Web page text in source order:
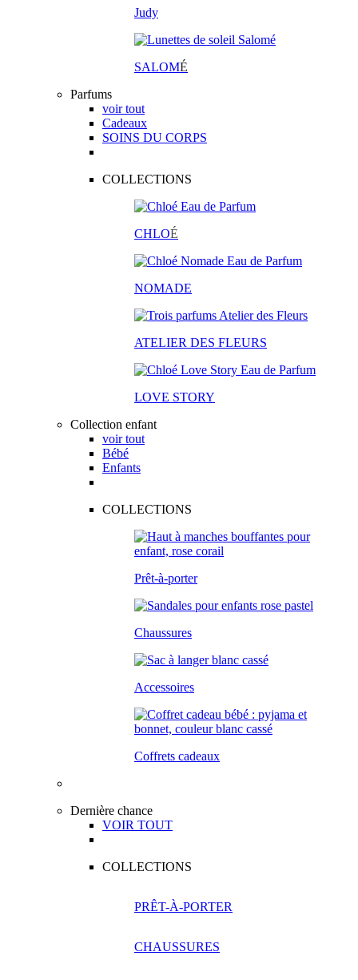
Judy
SALOMÉ
Parfums
voir tout
Cadeaux
SOINS DU CORPS
COLLECTIONS
CHLOÉ
NOMADE
ATELIER DES FLEURS
LOVE STORY
Collection enfant
voir tout
Bébé
Enfants
COLLECTIONS
Prêt-à-porter
Chaussures
Accessoires
Coffrets cadeaux
Dernière chance
VOIR TOUT
COLLECTIONS
PRÊT-À-PORTER
CHAUSSURES